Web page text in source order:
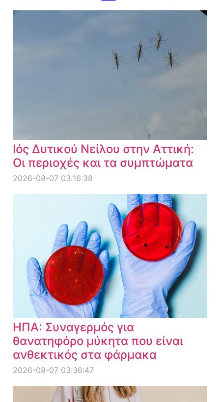
Ιός Δυτικού Νείλου στην Αττική:
Οι περιοχές και τα συμπτώματα
2026-08-07 03:16:38
ΗΠΑ: Συναγερμός για
θανατηφόρο μύκητα που είναι
ανθεκτικός στα φάρμακα
2026-08-07 03:36:47